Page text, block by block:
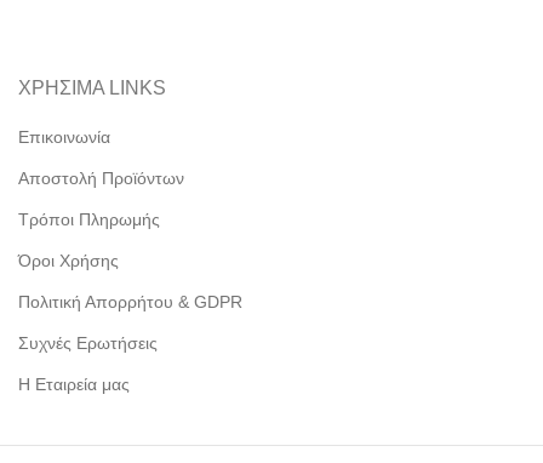
ΧΡΗΣΙΜΑ LINKS
Επικοινωνία
Αποστολή Προϊόντων
Τρόποι Πληρωμής
Όροι Χρήσης
Πολιτική Απορρήτου & GDPR
Συχνές Ερωτήσεις
Η Εταιρεία μας